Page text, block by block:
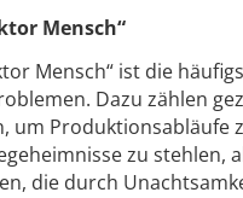
Mensch“
Mensch“ ist die
Dazu zählen
um Produktionsabläufe
zu stehlen,
die durch